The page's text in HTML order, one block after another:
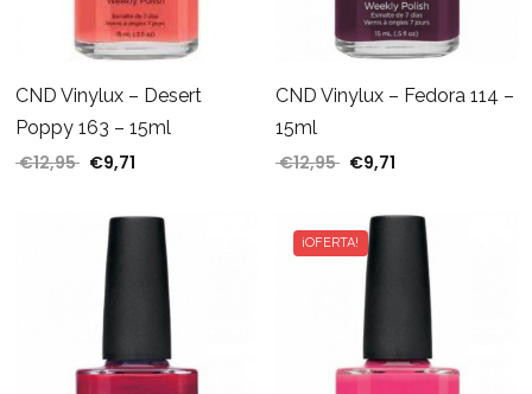
CND Vinylux – Desert
Poppy 163 – 15ml
€12,95 El precio original era: €12,95.
€9,71El precio actual es: €9,71.
CND Vinylux – Fedora 114 –
15ml
€12,95 El precio original era:
€9,71El precio actual
¡OFERTA!